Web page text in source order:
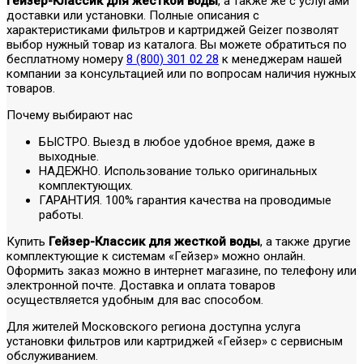
доставки или установки. Полные описания с
характеристиками фильтров и картриджей Geizer позволят
выбор нужный товар из каталога. Вы можете обратиться по
бесплатному номеру 8 (800) 301 02 28 к менеджерам нашей
компании за консультацией или по вопросам наличия нужных
товаров.
Почему выбирают нас
БЫСТРО. Выезд в любое удобное время, даже в
выходные.
НАДЕЖНО. Использование только оригинальных
комплектующих.
ГАРАНТИЯ. 100% гарантия качества на проводимые
работы.
Купить Гейзер-Классик для жесткой воды, а также другие
комплектующие к системам «Гейзер» можно онлайн.
Оформить заказ можно в интернет магазине, по телефону или
электронной почте. Доставка и оплата товаров
осуществляется удобным для вас способом.
Для жителей Московского региона доступна услуга
установки фильтров или картриджей «Гейзер» с сервисным
обслуживанием.